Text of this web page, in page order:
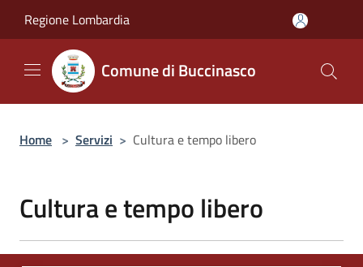
Regione Lombardia
Comune di Buccinasco
Home > Servizi > Cultura e tempo libero
Cultura e tempo libero